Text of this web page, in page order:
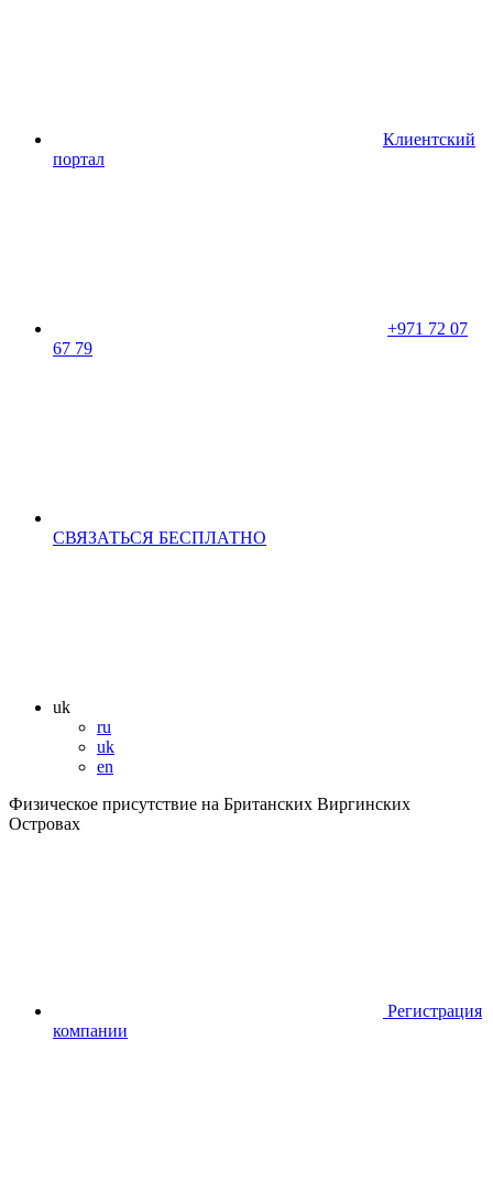
Клиентский
портал
+971 72 07
67 79
CВЯЗАТЬСЯ БЕСПЛАТНО
uk
ru
uk
en
Физическое присутствие на Британских Виргинских
Островах
Регистрация
компании